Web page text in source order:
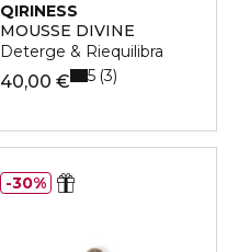
QIRINESS
MOUSSE DIVINE
Deterge & Riequilibra
40,00 € 5 3
30%